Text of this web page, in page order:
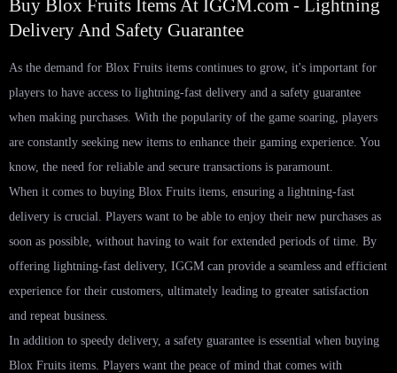
Buy Blox Fruits Items At IGGM.com - Lightning
Delivery And Safety Guarantee
As the demand for Blox Fruits items continues to grow, it's important for
players to have access to lightning-fast delivery and a safety guarantee
when making purchases. With the popularity of the game soaring, players
are constantly seeking new items to enhance their gaming experience. You
know, the need for reliable and secure transactions is paramount.
When it comes to buying Blox Fruits items, ensuring a lightning-fast
delivery is crucial. Players want to be able to enjoy their new purchases as
soon as possible, without having to wait for extended periods of time. By
offering lightning-fast delivery, IGGM can provide a seamless and efficient
experience for their customers, ultimately leading to greater satisfaction
and repeat business.
In addition to speedy delivery, a safety guarantee is essential when buying
Blox Fruits items. Players want the peace of mind that comes with